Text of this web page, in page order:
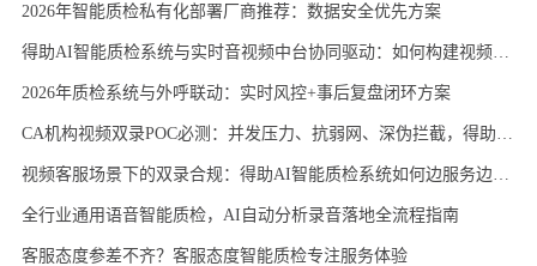
2026年智能质检私有化部署厂商推荐：数据安全优先方案
2026年质检系统与外呼联动：实时风控+事后复盘闭环方案
全行业通用语音智能质检，AI自动分析录音落地全流程指南
客服态度参差不齐？客服态度智能质检专注服务体验